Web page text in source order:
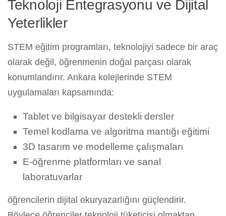
Teknoloji Entegrasyonu ve Dijital
Yeterlikler
STEM eğitim programları, teknolojiyi sadece bir araç
olarak değil, öğrenmenin doğal parçası olarak
konumlandırır. Ankara kolejlerinde STEM
uygulamaları kapsamında:
Tablet ve bilgisayar destekli dersler
Temel kodlama ve algoritma mantığı eğitimi
3D tasarım ve modelleme çalışmaları
E-öğrenme platformları ve sanal
laboratuvarlar
öğrencilerin dijital okuryazarlığını güçlendirir.